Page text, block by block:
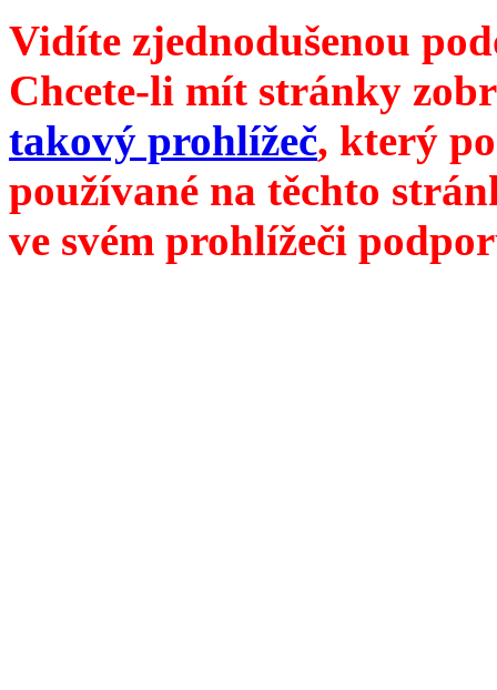
Vidíte zjednodušenou
Chcete-li mít stránky
takový prohlížeč, který
používané na těchto
ve svém prohlížeči